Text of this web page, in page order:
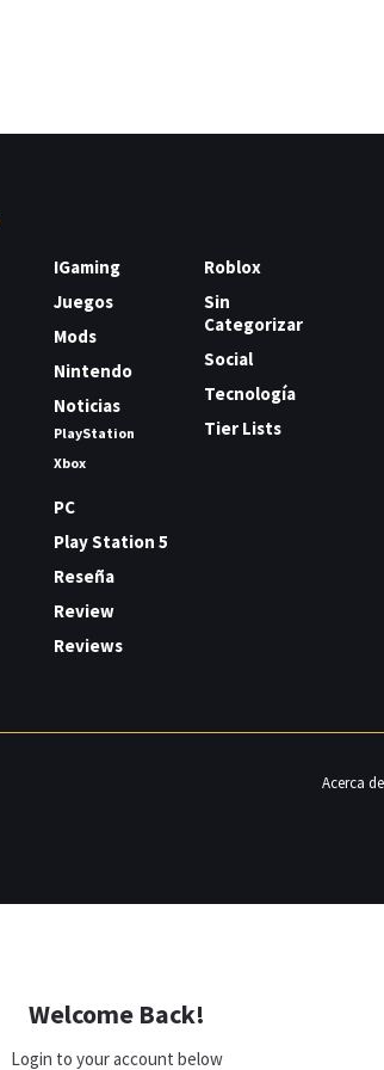
IGaming
Juegos
Mods
Nintendo
Noticias
PlayStation
Xbox
PC
Play Station 5
Reseña
Review
Reviews
Roblox
Sin
Categorizar
Social
Tecnología
Tier Lists
Acerca de
Welcome Back!
Login to your account below